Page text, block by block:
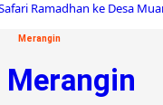
Merangin